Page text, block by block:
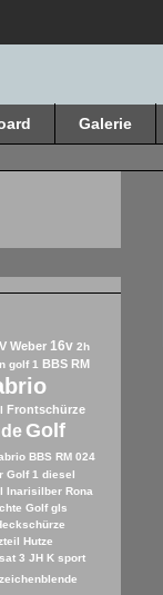
Galerie
Weber 16v 2h
golf 1 BBS RM
Frontschürze
Golf
BBS RM 024
Golf 1 diesel
Inarisilber Rona
Golf gls
Hutze
3 JH K sport